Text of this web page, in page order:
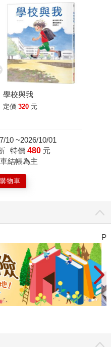
學校與我
定價 320 元
10 ~2026/10/01
特價 480 元
結帳為主
物車